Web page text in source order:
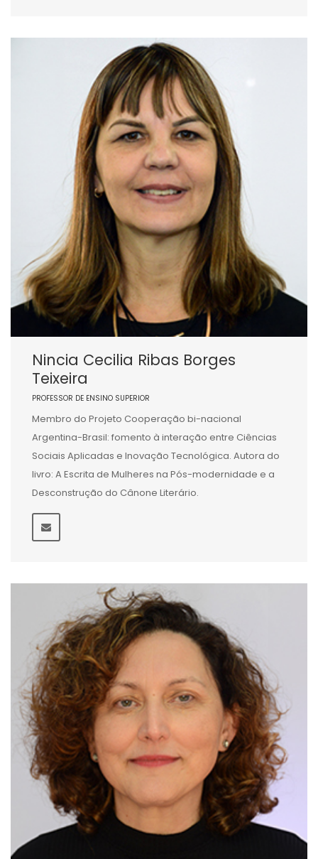
Nincia Cecilia Ribas Borges
Teixeira
PROFESSOR DE ENSINO SUPERIOR
Membro do Projeto Cooperação bi-nacional
Argentina-Brasil: fomento à interação entre Ciências
Sociais Aplicadas e Inovação Tecnológica. Autora do
livro: A Escrita de Mulheres na Pós-modernidade e a
Desconstrução do Cânone Literário.